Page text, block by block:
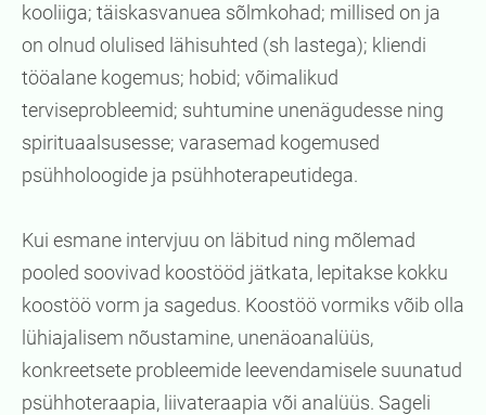
kooliiga; täiskasvanuea sõlmkohad; millised on ja
on olnud olulised lähisuhted (sh lastega); kliendi
tööalane kogemus; hobid; võimalikud
terviseprobleemid; suhtumine unenägudesse ning
spirituaalsusesse; varasemad kogemused
psühholoogide ja psühhoterapeutidega.
Kui esmane intervjuu on läbitud ning mõlemad
pooled soovivad koostööd jätkata, lepitakse kokku
koostöö vorm ja sagedus. Koostöö vormiks võib olla
lühiajalisem nõustamine, unenäoanalüüs,
konkreetsete probleemide leevendamisele suunatud
psühhoteraapia, liivateraapia või analüüs. Sageli